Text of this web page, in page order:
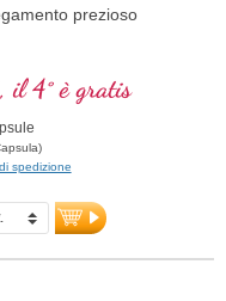
prezioso
il 4° è gratis
spedizione
out of 5 stars